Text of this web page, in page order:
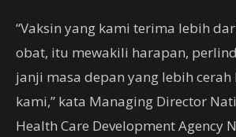
“Vaksin yang kami terima lebih
obat, itu mewakili harapan,
janji masa depan yang lebih
kami,” kata Managing Director
Health Care Development Agency